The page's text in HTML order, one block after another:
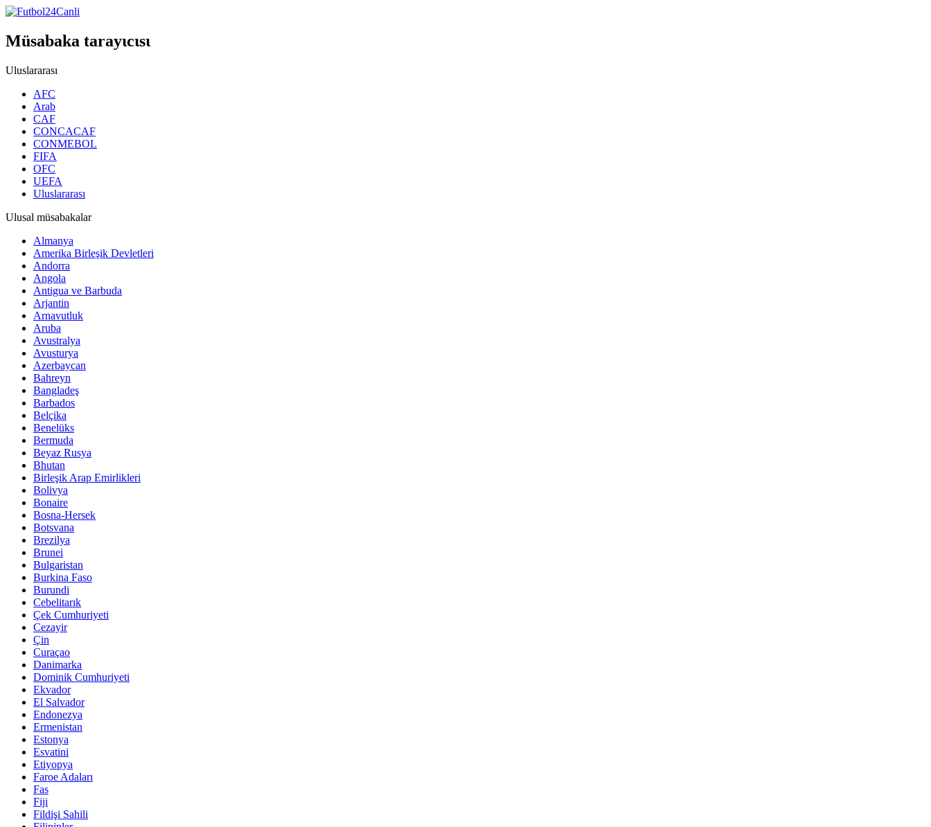
Müsabaka tarayιcιsι
Uluslararası
AFC
Arab
CAF
CONCACAF
CONMEBOL
FIFA
OFC
UEFA
Uluslararası
Ulusal müsabakalar
Almanya
Amerika Birleşik Devletleri
Andorra
Angola
Antigua ve Barbuda
Arjantin
Arnavutluk
Aruba
Avustralya
Avusturya
Azerbaycan
Bahreyn
Bangladeş
Barbados
Belçika
Benelüks
Bermuda
Beyaz Rusya
Bhutan
Birleşik Arap Emirlikleri
Bolivya
Bonaire
Bosna-Hersek
Botsvana
Brezilya
Brunei
Bulgaristan
Burkina Faso
Burundi
Cebelitarık
Çek Cumhuriyeti
Cezayir
Çin
Curaçao
Danimarka
Dominik Cumhuriyeti
Ekvador
El Salvador
Endonezya
Ermenistan
Estonya
Esvatini
Etiyopya
Faroe Adaları
Fas
Fiji
Fildişi Sahili